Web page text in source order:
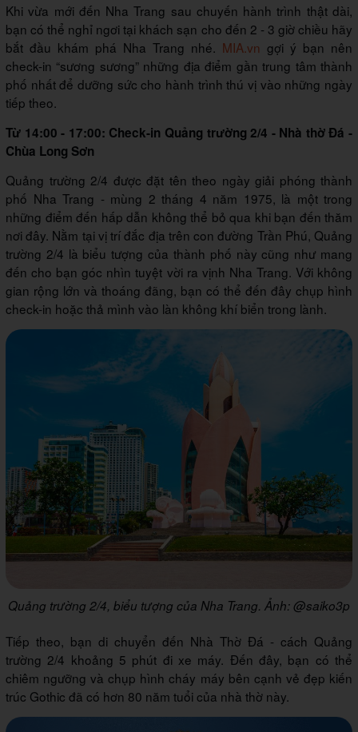
Khi vừa mới đến Nha Trang sau chuyến hành trình thật dài,
bạn có thể nghỉ ngơi tại khách sạn cho đến 2 - 3 giờ chiều hãy
bắt đầu khám phá Nha Trang nhé. MIA.vn gợi ý bạn nên
check-in “sương sương” những địa điểm gần trung tâm thành
phố nhất để dưỡng sức cho hành trình thú vị vào những ngày
tiếp theo.
Từ 14:00 - 17:00: Check-in Quảng trường 2/4 - Nhà thờ Đá -
Chùa Long Sơn
Quảng trường 2/4 được đặt tên theo ngày giải phóng thành
phố Nha Trang - mùng 2 tháng 4 năm 1975, là một trong
những điểm đến hấp dẫn không thể bỏ qua khi bạn đến thăm
nơi đây. Nằm tại vị trí đắc địa trên con đường Trần Phú, Quảng
trường 2/4 là biểu tượng của thành phố này cũng như mang
đến cho bạn góc nhìn tuyệt vời ra vịnh Nha Trang. Với không
gian rộng lớn và thoáng đãng, bạn có thể đến đây chụp hình
check-in hoặc thả mình vào làn không khí biển trong lành.
Quảng trường 2/4, biểu tượng của Nha Trang. Ảnh: @saiko3p
Tiếp theo, bạn di chuyển đến Nhà Thờ Đá - cách Quảng
trường 2/4 khoảng 5 phút đi xe máy. Đến đây, bạn có thể
chiêm ngưỡng và chụp hình cháy máy bên cạnh vẻ đẹp kiến
trúc Gothic đã có hơn 80 năm tuổi của nhà thờ này.